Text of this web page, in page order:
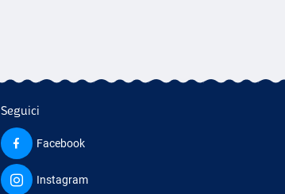
Seguici
Facebook
Instagram